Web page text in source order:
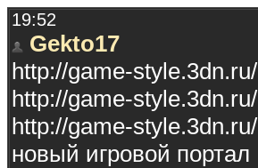
19:52
Gekto17
http://game-style.3dn.ru/
http://game-style.3dn.ru/
http://game-style.3dn.ru/
новый игровой портал